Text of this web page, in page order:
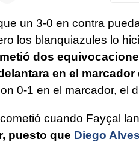
un 3-0 en contra
los blanquiazules lo
dos
en el marcador
0-1 en el marcador, el
cuando Fayçal
puesto que Diego Alves